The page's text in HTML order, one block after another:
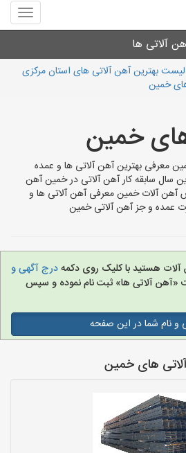
منوی
سایت
آلاتی
ها
آلاتی ها
نبشی،مفتول
و اتصالات
آهن آلات
های شهرها
لیست بهترین آهن آلاتی های استان مرکزی
خمین
خمین
معرفی بهترین آهن آلاتی ها و عمده
سال سابقه کار آهن آلاتی در خمین آهن
آهن آلات خمین معرفی آهن آلاتی ها و
عمده و جز آهن آلاتی خمین
هستید با کلیک روی دکمهدرج آگهی و
«آهن آلاتی ها» ثبت نام نموده و سپس
و نام شما در این صفحه
های خمین